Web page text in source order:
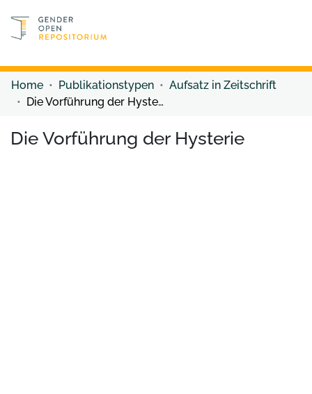
Discover content
Home Publikationstypen
Aufsatz in Zeitschrift
Die Vorführung der Hysterie
Die Vorführung der Hysterie